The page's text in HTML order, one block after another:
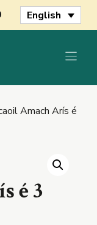
English
Amach Arís é
é 3